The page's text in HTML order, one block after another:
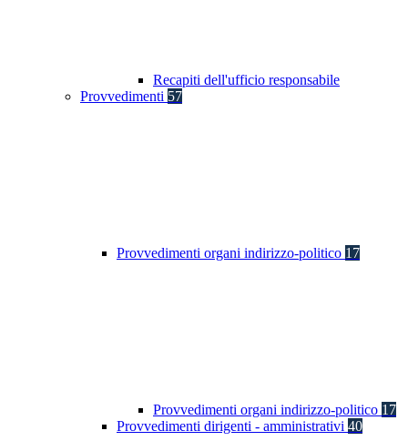
Recapiti dell'ufficio responsabile
Provvedimenti 57
Provvedimenti organi indirizzo-politico 17
Provvedimenti organi indirizzo-politico 17
Provvedimenti dirigenti - amministrativi 40